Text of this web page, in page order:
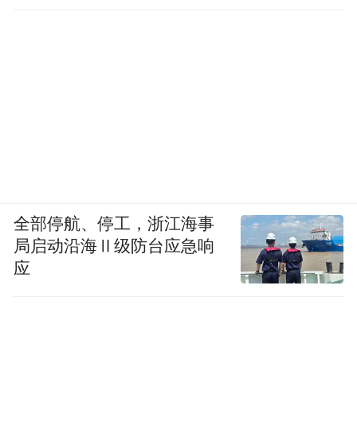
全部停航、停工，浙江海事
局启动沿海Ⅱ级防台应急响
应